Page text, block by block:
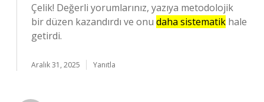
Çelik! Değerli yorumlarınız, yazıya metodolojik
bir düzen kazandırdı ve onu daha sistematik hale
getirdi.
Aralık 31, 2025 Yanıtla